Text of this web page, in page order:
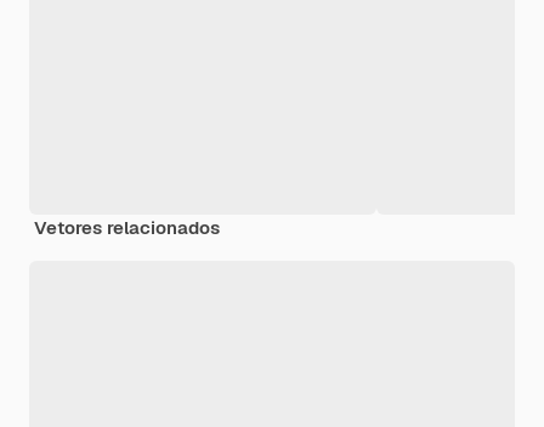
Vetores relacionados